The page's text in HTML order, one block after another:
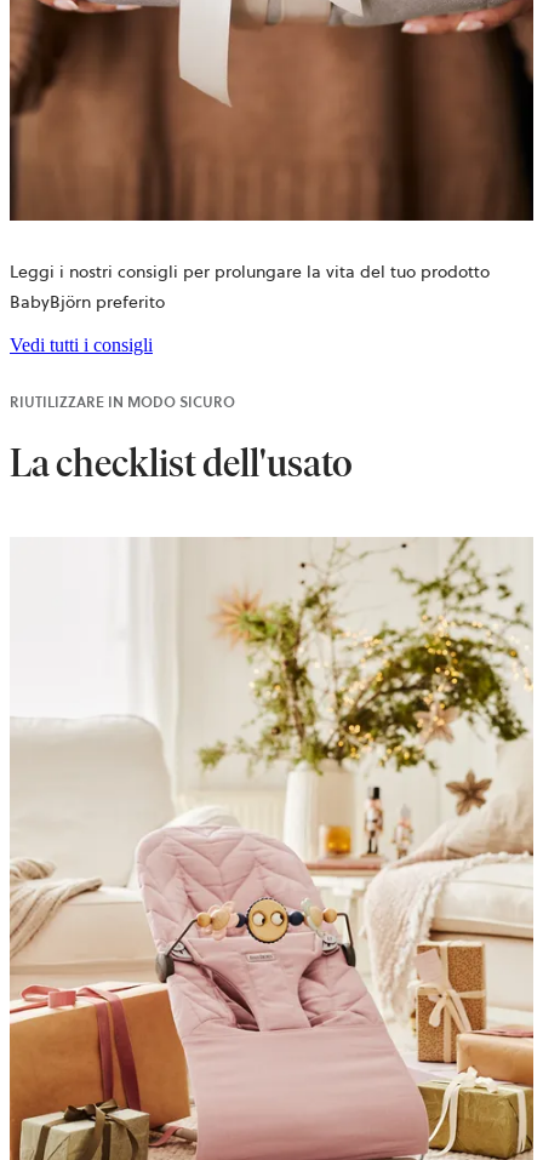
Leggi i nostri consigli per prolungare la vita del tuo prodotto
BabyBjörn preferito
Vedi tutti i consigli
RIUTILIZZARE IN MODO SICURO
La checklist dell'usato